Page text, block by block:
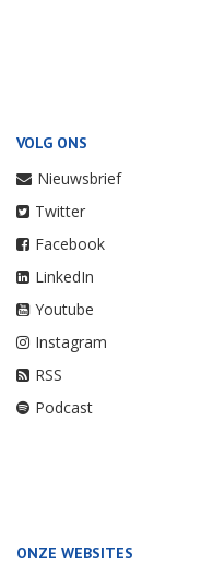
VOLG ONS
Nieuwsbrief
Twitter
Facebook
LinkedIn
Youtube
Instagram
RSS
Podcast
ONZE WEBSITES